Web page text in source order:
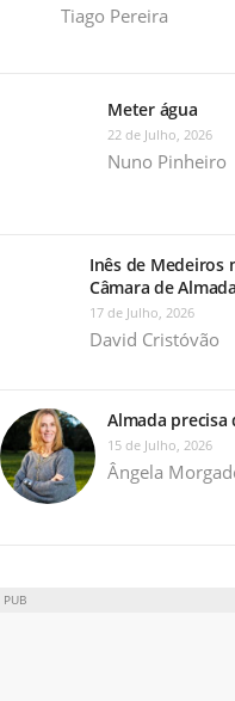
Tiago Pereira
Meter água
22 de Julho, 2026
Nuno Pinheiro
Inês de Medeiros
Câmara de Almada
17 de Julho, 2026
David Cristóvão
Almada precisa
15 de Julho, 2026
Ângela
PUB